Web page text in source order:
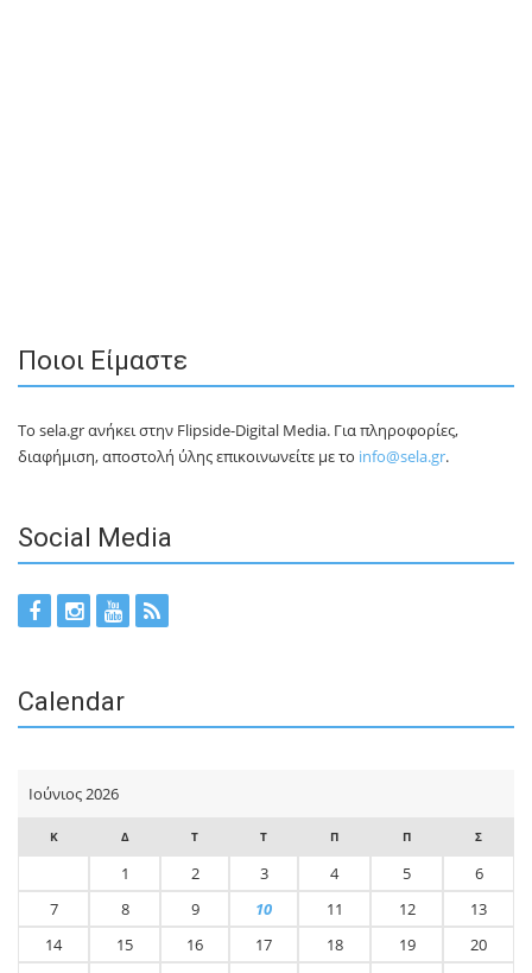
Ποιοι Είμαστε
Το sela.gr ανήκει στην Flipside-Digital Media. Για πληροφορίες,
διαφήμιση, αποστολή ύλης επικοινωνείτε με το info@sela.gr.
Social Media
Calendar
Ιούνιος 2026
Κ Δ Τ Τ Π Π Σ
1 2 3 4 5
6
7
8 9 10 11 12
13
14
15 16 17 18 19
20